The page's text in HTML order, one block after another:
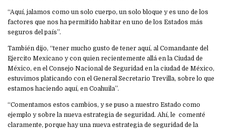
“Aquí, jalamos como un solo cuerpo, un solo bloque y es uno de los
factores que nos ha permitido habitar en uno de los Estados más
seguros del país”.
También dijo, “tener mucho gusto de tener aquí, al Comandante del
Ejercito Mexicano y con quien recientemente allá en la Ciudad de
México, en el Consejo Nacional de Seguridad en la ciudad de México,
estuvimos platicando con el General Secretario Trevilla, sobre lo que
estamos haciendo aquí, en Coahuila”.
“Comentamos estos cambios, y se puso a nuestro Estado como
ejemplo y sobre la nueva estrategia de seguridad. Ahí, le comenté
claramente, porque hay una nueva estrategia de seguridad de la